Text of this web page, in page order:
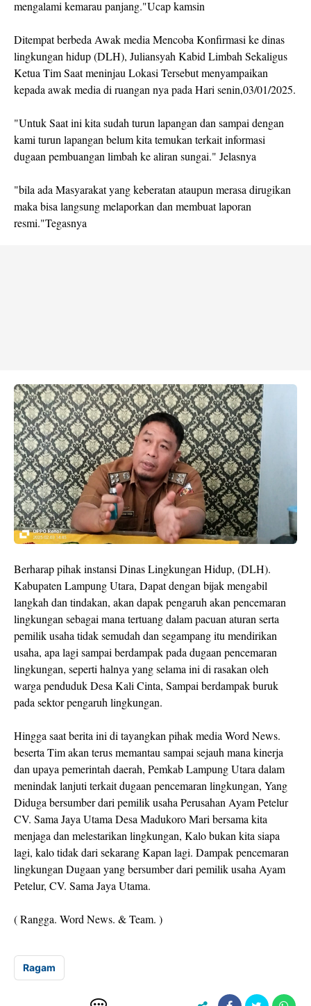
mengalami kemarau panjang."Ucap kamsin
Ditempat berbeda Awak media Mencoba Konfirmasi ke dinas
lingkungan hidup (DLH), Juliansyah Kabid Limbah Sekaligus
Ketua Tim Saat meninjau Lokasi Tersebut menyampaikan
kepada awak media di ruangan nya pada Hari senin,03/01/2025.
"Untuk Saat ini kita sudah turun lapangan dan sampai dengan
kami turun lapangan belum kita temukan terkait informasi
dugaan pembuangan limbah ke aliran sungai." Jelasnya
"bila ada Masyarakat yang keberatan ataupun merasa dirugikan
maka bisa langsung melaporkan dan membuat laporan
resmi."Tegasnya
Berharap pihak instansi Dinas Lingkungan Hidup, (DLH).
Kabupaten Lampung Utara, Dapat dengan bijak mengabil
langkah dan tindakan, akan dapak pengaruh akan pencemaran
lingkungan sebagai mana tertuang dalam pacuan aturan serta
pemilik usaha tidak semudah dan segampang itu mendirikan
usaha, apa lagi sampai berdampak pada dugaan pencemaran
lingkungan, seperti halnya yang selama ini di rasakan oleh
warga penduduk Desa Kali Cinta, Sampai berdampak buruk
pada sektor pengaruh lingkungan.
Hingga saat berita ini di tayangkan pihak media Word News.
beserta Tim akan terus memantau sampai sejauh mana kinerja
dan upaya pemerintah daerah, Pemkab Lampung Utara dalam
menindak lanjuti terkait dugaan pencemaran lingkungan, Yang
Diduga bersumber dari pemilik usaha Perusahan Ayam Petelur
CV. Sama Jaya Utama Desa Madukoro Mari bersama kita
menjaga dan melestarikan lingkungan, Kalo bukan kita siapa
lagi, kalo tidak dari sekarang Kapan lagi. Dampak pencemaran
lingkungan Dugaan yang bersumber dari pemilik usaha Ayam
Petelur, CV. Sama Jaya Utama.
( Rangga. Word News. & Team. )
Ragam